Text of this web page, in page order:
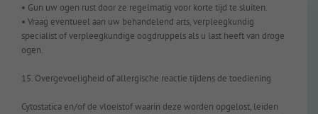
• Gun uw ogen rust door ze regelmatig voor korte tijd te sluiten.
• Vraag eventueel aan uw behandelend arts, verpleegkundig
specialist of verpleegkundige oogdruppels als u last heeft van droge
ogen.
15. Overgevoeligheid of allergische reactie tijdens de toediening
Cytostatica en/of de vloeistof waarin deze worden opgelost, leiden